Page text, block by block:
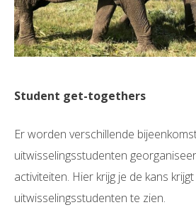
Student get-togethers
Er worden verschillende
uitwisselingsstudenten
activiteiten. Hier krijg je de kans
uitwisselingsstudenten te zien.